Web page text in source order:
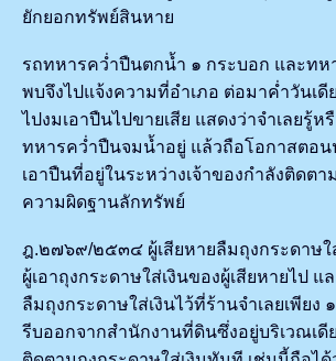
ยักยอกทรัพย์สินหาย
รถทหารคว่ำปืนตกน้ำ ๑ กระบอก และทห
พบจึงไปแจ้งความที่อำเภอ ต่อมาค่ำวันเดี
ไปงมเอาปืนไปขายเสีย แสดงว่าจำเลยรู้ห
ทหารคว่ำปืนจมน้ำอยู่ แล้วถือโอกาสตอน
เอาปืนที่อยู่ในระหว่างเจ้าของกำลังติดตา
ความผิดฐานลักทรัพย์
ฎ.๒๗๖๙/๒๕๓๔ ผู้เสียหายลืมถุงกระดาษใส่
ผู้เอาถุงกระดาษใส่เงินของผู้เสียหายไป แ
ลืมถุงกระดาษใส่เงินไว้ที่ร้านจำเลยเพียง
รีบออกจากสำนักงานที่ดินซึ่งอยู่บริเวณเดี